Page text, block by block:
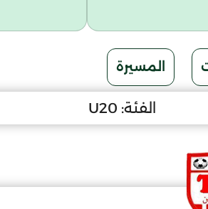
المسيرة
الفئة: U20